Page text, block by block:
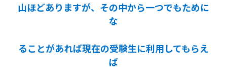
山ほどありますが、その中から一つでもために
な
ることがあれば現在の受験生に利用してもらえ
ば